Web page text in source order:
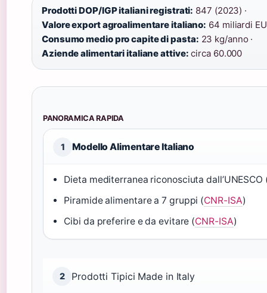
Prodotti DOP/IGP italiani registrati: 847 (2023) ·
Valore export agroalimentare italiano: 64 miliardi
Consumo medio pro capite di pasta: 23 kg/anno ·
Aziende alimentari italiane attive: circa 60.000
PANORAMICA RAPIDA
1 Modello Alimentare Italiano
Dieta mediterranea riconosciuta dall’UNESCO
Piramide alimentare a 7 gruppi (CNR-ISA)
Cibi da preferire e da evitare (CNR-ISA)
2 Prodotti Tipici Made in Italy